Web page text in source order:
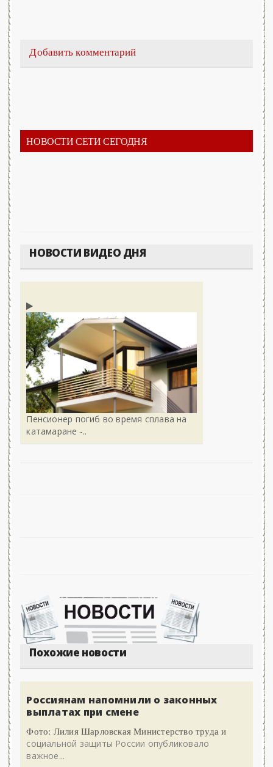
Добавить комментарий
НОВОСТИ СЕТИ СЕГОДНЯ
НОВОСТИ ВИДЕО ДНЯ
Пенсионер погиб во время сплава на
катамаране -..
Похожие новости
Россиянам напомнили о законных
выплатах при смене
Фото: Лилия Шарловская Министерство труда и
социальной защиты России опубликовало
важное...